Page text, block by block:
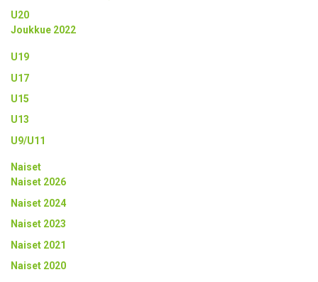
U20
Joukkue 2022
U19
U17
U15
U13
U9/U11
Naiset
Naiset 2026
Naiset 2024
Naiset 2023
Naiset 2021
Naiset 2020